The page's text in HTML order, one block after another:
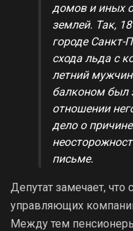
домов и иных
землей. Так,
городе Санкт-
схода льда с
летний
балконом был
отношении
дело о
письме.
Депутат замечает, что
управляющих
Между тем